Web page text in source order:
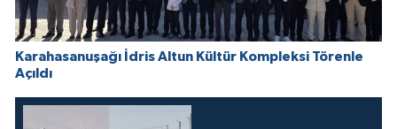
Karahasanuşağı İdris Altun Kültür Kompleksi Törenle
Açıldı